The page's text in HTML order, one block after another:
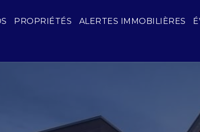
PROPRIÉTÉS ALERTES IMMOBILIÈRES